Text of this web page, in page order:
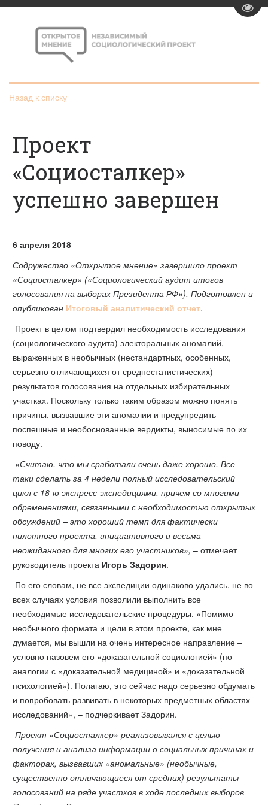
Назад к списку
Проект
«Социосталкер»
успешно завершен
6 апреля 2018
Содружество «Открытое мнение» завершило проект
«Социосталкер» («Социологический аудит итогов
голосования на выборах Президента РФ»). Подготовлен и
опубликован Итоговый аналитический отчет.
Проект в целом подтвердил необходимость исследования
(социологического аудита) электоральных аномалий,
выраженных в необычных (нестандартных, особенных,
серьезно отличающихся от среднестатистических)
результатов голосования на отдельных избирательных
участках. Поскольку только таким образом можно понять
причины, вызвавшие эти аномалии и предупредить
поспешные и необоснованные вердикты, выносимые по их
поводу.
«Считаю, что мы сработали очень даже хорошо. Все-
таки сделать за 4 недели полный исследовательский
цикл с 18-ю экспресс-экспедициями, причем со многими
обременениями, связанными с необходимостью открытых
обсуждений – это хороший темп для фактически
пилотного проекта, инициативного и весьма
неожиданного для многих его участников», – отмечает
руководитель проекта Игорь Задорин.
По его словам, не все экспедиции одинаково удались, не во
всех случаях условия позволили выполнить все
необходимые исследовательские процедуры. «Помимо
необычного формата и цели в этом проекте, как мне
думается, мы вышли на очень интересное направление –
условно назовем его «доказательной социологией» (по
аналогии с «доказательной медициной» и «доказательной
психологией»). Полагаю, это сейчас надо серьезно обдумать
и попробовать развивать в некоторых предметных областях
исследований», – подчеркивает Задорин.
Проект «Социосталкер» реализовывался с целью
получения и анализа информации о социальных причинах и
факторах, вызвавших «аномальные» (необычные,
существенно отличающиеся от средних) результаты
голосований на ряде участков в ходе последних выборов